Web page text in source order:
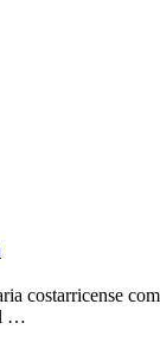
costarricense
…